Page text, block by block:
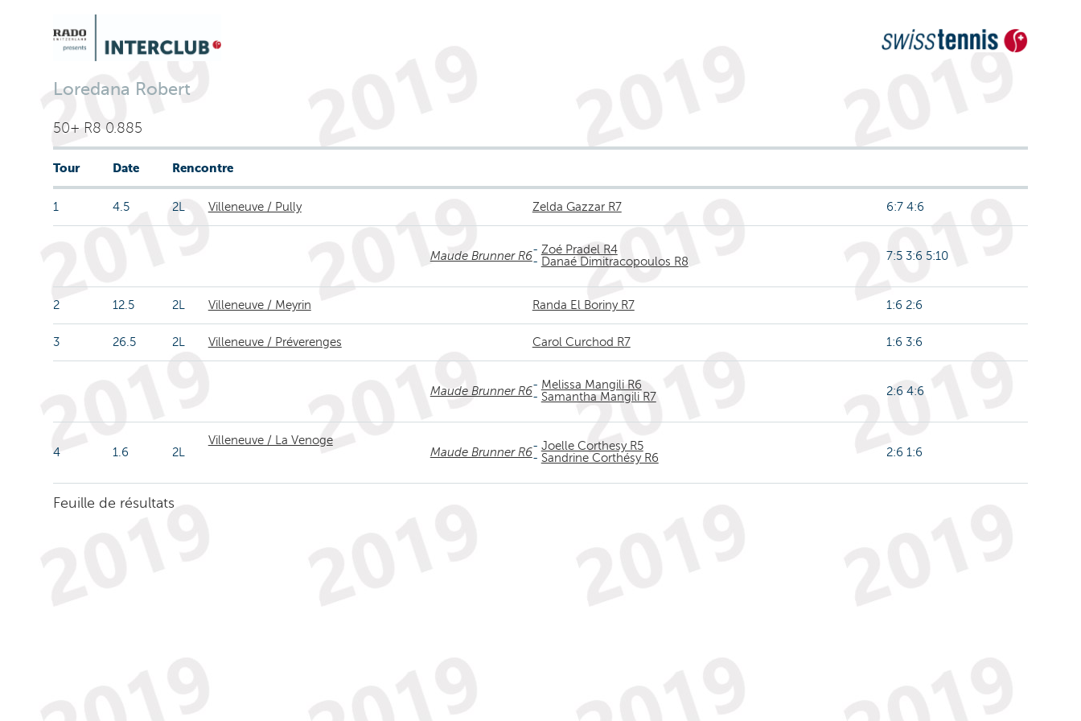
Loredana Robert
50+ R8 0.885
Tour Date Rencontre
1 4.5 2L Villeneuve / Pully Zelda Gazzar R7 6:7 4:6
Maude Brunner R6- Zoé Pradel R4
- Danaé Dimitracopoulos R8 7:5 3:6 5:10
2 12.5 2L Villeneuve / Meyrin Randa El Boriny R7 1:6 2:6
3 26.5 2L Villeneuve / Préverenges Carol Curchod R7 1:6 3:6
Maude Brunner R6- Melissa Mangili R6
- Samantha Mangili R7 2:6 4:6
4 1.6 2L
Villeneuve / La Venoge
Maude Brunner R6- Joelle Corthesy R5
- Sandrine Corthésy R6 2:6 1:6
Feuille de résultats